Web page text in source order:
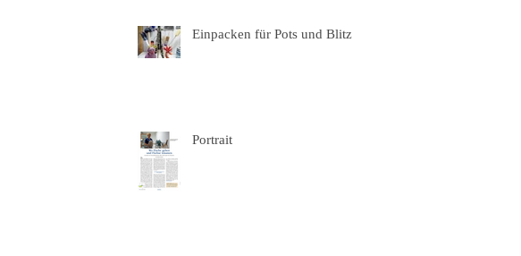
Einpacken für Pots und Blitz
Portrait